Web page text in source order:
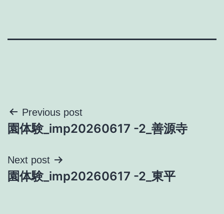
投
稿
ナ
ビ
Previous post
園体験_imp20260617 -2_善源寺
Next post
園体験_imp20260617 -2_東平